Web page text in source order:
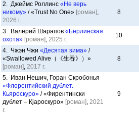
2. Джеймс Роллинс «Не верь
никому» / «Trust No One» [роман],
2026 г.
8
3. Валерий Шарапов «Берлинская
охота» [роман], 2025 г.
10
4. Чжэн Чжи «Десятая зима» /
«Swallowed Alive（《生吞》）»
[роман], 2017 г.
8
5. Иван Нешич, Горан Скробонья
«Флорентийский дублет.
Кьяроскуро» / «Фирентински
дублет – Кјароскуро» [роман], 2021
г.
9